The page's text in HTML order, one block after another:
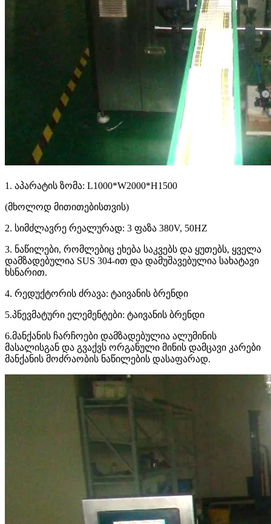
1. აპარატის ზომა: L1000*W2000*H1500
(მხოლოდ მითითებისთვის)
2. სიმძლავრე რეალურად: 3 ფაზა 380V, 50HZ
3. ნაწილები, რომლებიც ეხება საკვებს და ყუთებს, ყველა
დამზადებულია SUS 304-ით და დამუშავებულია სახატავი
ხსნარით.
4. რედუქტორის ძრავა: ტაივანის ბრენდი
5.პნევმატური ელემენტები: ტაივანის ბრენდი
6.მანქანის ჩარჩოები დამზადებულია ალუმინის
მასალისგან და გვაქვს ორგანული მინის დამცავი კარები
მანქანის მოძრაობის ნაწილების დასაფარად.